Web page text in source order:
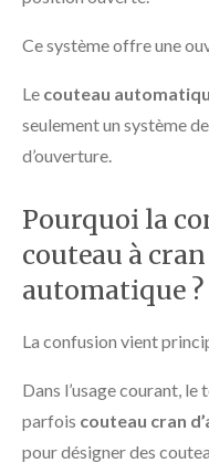
Ce système offre une
Le couteau
seulement un système
d’ouverture.
Pourquoi la
couteau à
automatique ?
La confusion vient
Dans l’usage courant, le
parfois couteau cran
pour désigner des